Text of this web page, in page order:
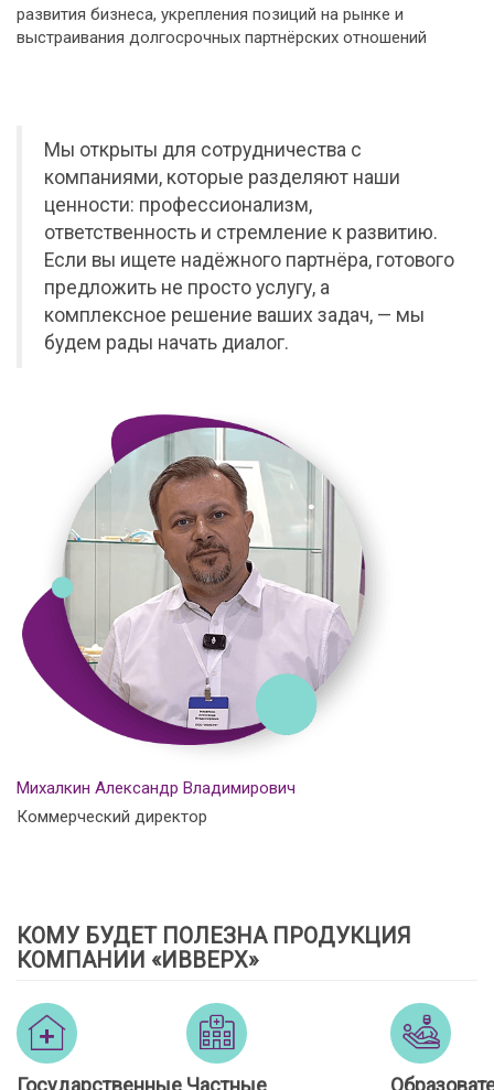
развития бизнеса, укрепления позиций на рынке и
выстраивания долгосрочных партнёрских отношений
Мы открыты для сотрудничества с
компаниями, которые разделяют наши
ценности: профессионализм,
ответственность и стремление к развитию.
Если вы ищете надёжного партнёра, готового
предложить не просто услугу, а
комплексное решение ваших задач, — мы
будем рады начать диалог.
Михалкин Александр Владимирович
Коммерческий директор
КОМУ БУДЕТ ПОЛЕЗНА ПРОДУКЦИЯ
КОМПАНИИ «ИВВЕРХ»
Государственные Частные